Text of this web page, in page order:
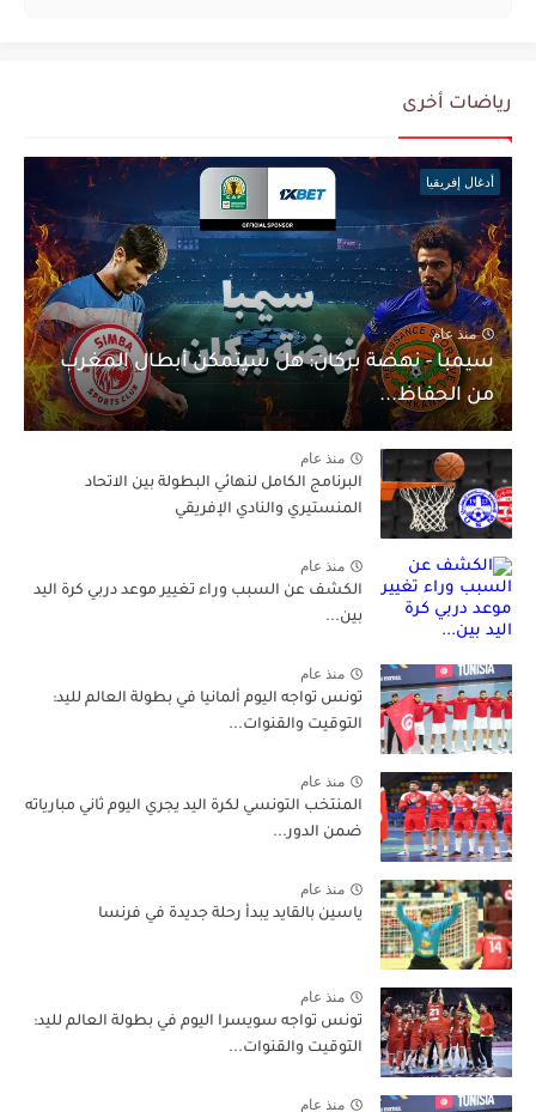
رياضات أخرى
أدغال إفريقيا
منذ عام
سيمبا - نهضة بركان: هل سيتمكن أبطال المغرب
من الحفاظ...
منذ عام
البرنامج الكامل لنهائي البطولة بين الاتحاد
المنستيري والنادي الإفريقي
منذ عام
الكشف عن السبب وراء تغيير موعد دربي كرة اليد
بين...
منذ عام
تونس تواجه اليوم ألمانيا في بطولة العالم لليد:
التوقيت والقنوات...
منذ عام
المنتخب التونسي لكرة اليد يجري اليوم ثاني مبارياته
ضمن الدور...
منذ عام
ياسين بالقايد يبدأ رحلة جديدة في فرنسا
منذ عام
تونس تواجه سويسرا اليوم في بطولة العالم لليد:
التوقيت والقنوات...
منذ عام